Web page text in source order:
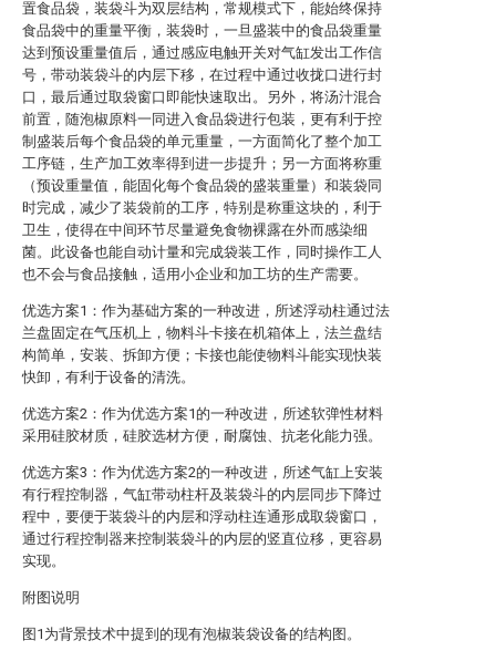
置食品袋，装袋斗为双层结构，常规模式下，能始终保持
食品袋中的重量平衡，装袋时，一旦盛装中的食品袋重量
达到预设重量值后，通过感应电触开关对气缸发出工作信
号，带动装袋斗的内层下移，在过程中通过收拢口进行封
口，最后通过取袋窗口即能快速取出。另外，将汤汁混合
前置，随泡椒原料一同进入食品袋进行包装，更有利于控
制盛装后每个食品袋的单元重量，一方面简化了整个加工
工序链，生产加工效率得到进一步提升；另一方面将称重
（预设重量值，能固化每个食品袋的盛装重量）和装袋同
时完成，减少了装袋前的工序，特别是称重这块的，利于
卫生，使得在中间环节尽量避免食物裸露在外而感染细
菌。此设备也能自动计量和完成袋装工作，同时操作工人
也不会与食品接触，适用小企业和加工坊的生产需要。
优选方案1：作为基础方案的一种改进，所述浮动柱通过法
兰盘固定在气压机上，物料斗卡接在机箱体上，法兰盘结
构简单，安装、拆卸方便；卡接也能使物料斗能实现快装
快卸，有利于设备的清洗。
优选方案2：作为优选方案1的一种改进，所述软弹性材料
采用硅胶材质，硅胶选材方便，耐腐蚀、抗老化能力强。
优选方案3：作为优选方案2的一种改进，所述气缸上安装
有行程控制器，气缸带动柱杆及装袋斗的内层同步下降过
程中，要便于装袋斗的内层和浮动柱连通形成取袋窗口，
通过行程控制器来控制装袋斗的内层的竖直位移，更容易
实现。
附图说明
图1为背景技术中提到的现有泡椒装袋设备的结构图。